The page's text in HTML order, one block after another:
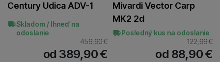
Century Udica ADV-1
Skladom / Ihneď na
odoslanie
459,90€
od 389,90€
Mivardi Vector Carp
MK2 2d
Posledný kus na odoslanie
122,99€
od 88,90€